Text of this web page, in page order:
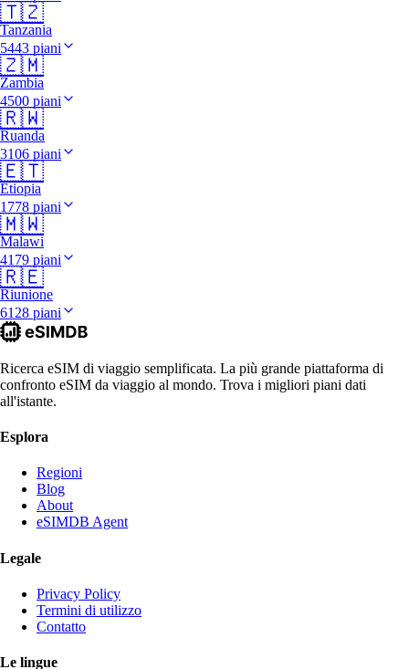
🇹🇿
Tanzania
5443 piani
🇿🇲
Zambia
4500 piani
🇷🇼
Ruanda
3106 piani
🇪🇹
Etiopia
1778 piani
🇲🇼
Malawi
4179 piani
🇷🇪
Riunione
6128 piani
Ricerca eSIM di viaggio semplificata. La più grande piattaforma di
confronto eSIM da viaggio al mondo. Trova i migliori piani dati
all'istante.
Esplora
Regioni
Blog
About
eSIMDB Agent
Legale
Privacy Policy
Termini di utilizzo
Contatto
Le lingue